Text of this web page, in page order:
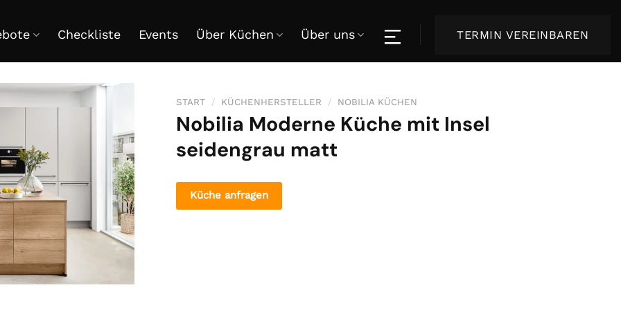
Checkliste Events Über Küchen Über uns TERMIN VEREINBAREN
START / KÜCHENHERSTELLER / NOBILIA KÜCHEN
Nobilia Moderne Küche mit Insel
seidengrau matt
Küche anfragen